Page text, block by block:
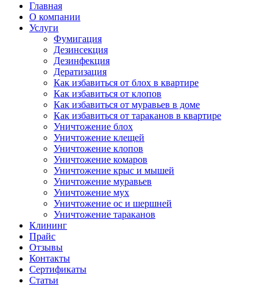
Главная
О компании
Услуги
Фумигация
Дезинсекция
Дезинфекция
Дератизация
Как избавиться от блох в квартире
Как избавиться от клопов
Как избавиться от муравьев в доме
Как избавиться от тараканов в квартире
Уничтожение блох
Уничтожение клещей
Уничтожение клопов
Уничтожение комаров
Уничтожение крыс и мышей
Уничтожение муравьев
Уничтожение мух
Уничтожение ос и шершней
Уничтожение тараканов
Клининг
Прайс
Отзывы
Контакты
Сертификаты
Статьи